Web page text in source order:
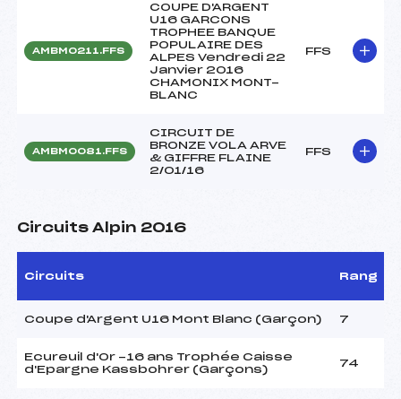
AMBM0211.FFS
COUPE D'ARGENT
U16 GARCONS
TROPHEE BANQUE
POPULAIRE DES
ALPES Vendredi 22
Janvier 2016
CHAMONIX MONT-
BLANC
FFS
AMBM0081.FFS
CIRCUIT DE
BRONZE VOLA ARVE
& GIFFRE FLAINE
2/01/16
FFS
Circuits Alpin 2016
Circuits Rang
Coupe d'Argent U16 Mont Blanc (Garçon) 7
Ecureuil d'Or -16 ans Trophée Caisse
d'Epargne Kassbohrer (Garçons)
74